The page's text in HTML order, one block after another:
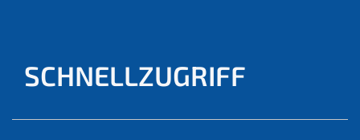
SCHNELLZUGRIFF